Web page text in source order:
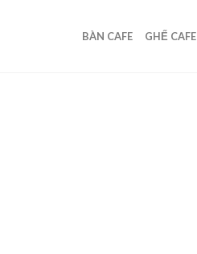
BÀN CAFE GHẾ CAFE